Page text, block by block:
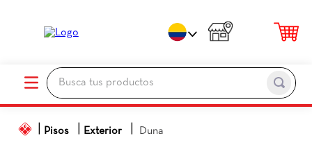
Busca tus productos
Pisos Exterior Duna
1.
porcelanato